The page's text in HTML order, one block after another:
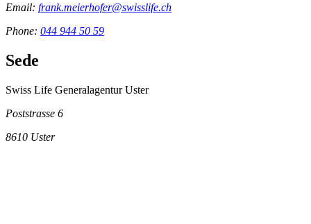
Email: frank.meierhofer@swisslife.ch
Phone: 044 944 50 59
Sede
Swiss Life Generalagentur Uster
Poststrasse 6
8610 Uster